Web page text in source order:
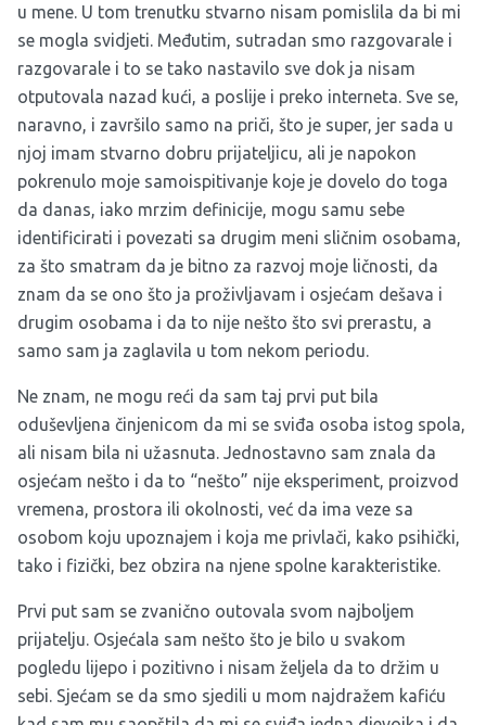
u mene. U tom trenutku stvarno nisam pomislila da bi mi
se mogla svidjeti. Međutim, sutradan smo razgovarale i
razgovarale i to se tako nastavilo sve dok ja nisam
otputovala nazad kući, a poslije i preko interneta. Sve se,
naravno, i završilo samo na priči, što je super, jer sada u
njoj imam stvarno dobru prijateljicu, ali je napokon
pokrenulo moje samoispitivanje koje je dovelo do toga
da danas, iako mrzim definicije, mogu samu sebe
identificirati i povezati sa drugim meni sličnim osobama,
za što smatram da je bitno za razvoj moje ličnosti, da
znam da se ono što ja proživljavam i osjećam dešava i
drugim osobama i da to nije nešto što svi prerastu, a
samo sam ja zaglavila u tom nekom periodu.
Ne znam, ne mogu reći da sam taj prvi put bila
oduševljena činjenicom da mi se sviđa osoba istog spola,
ali nisam bila ni užasnuta. Jednostavno sam znala da
osjećam nešto i da to “nešto” nije eksperiment, proizvod
vremena, prostora ili okolnosti, već da ima veze sa
osobom koju upoznajem i koja me privlači, kako psihički,
tako i fizički, bez obzira na njene spolne karakteristike.
Prvi put sam se zvanično outovala svom najboljem
prijatelju. Osjećala sam nešto što je bilo u svakom
pogledu lijepo i pozitivno i nisam željela da to držim u
sebi. Sjećam se da smo sjedili u mom najdražem kafiću